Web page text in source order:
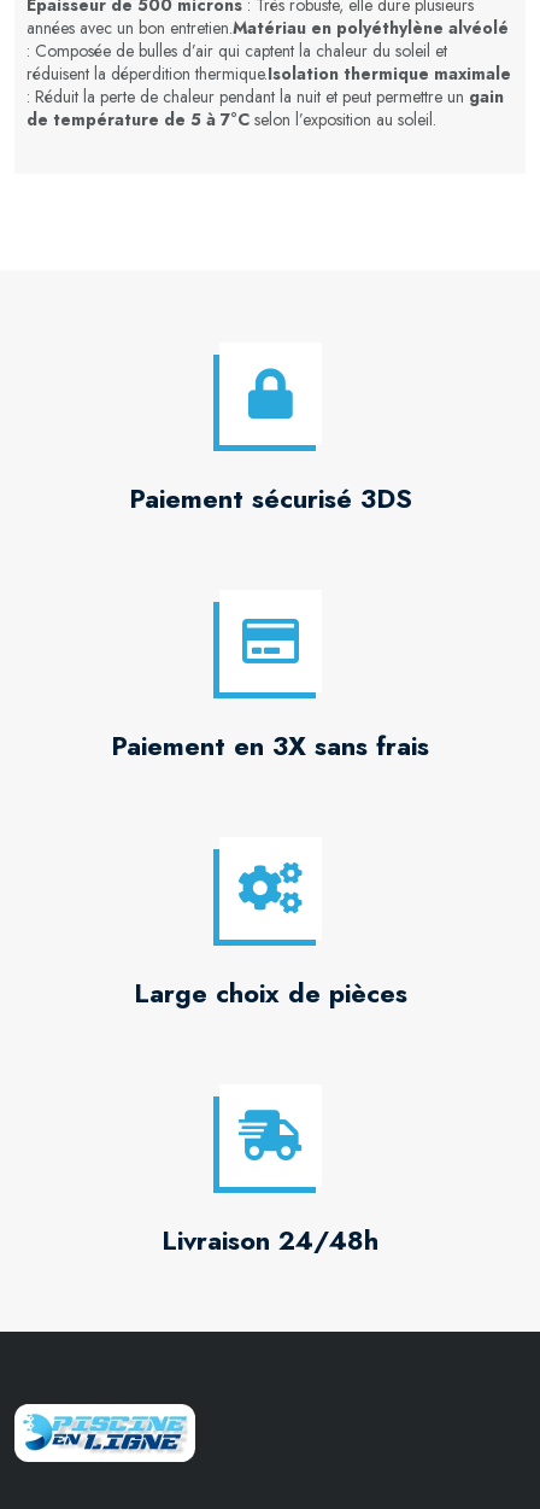
années avec un bon entretien.Matériau en polyéthylène alvéolé
: Composée de bulles d’air qui captent la chaleur du soleil et
réduisent la déperdition thermique.Isolation thermique maximale
: Réduit la perte de chaleur pendant la nuit et peut permettre un gain
de température de 5 à 7°C selon l’exposition au soleil.
Paiement sécurisé 3DS
Paiement en 3X sans frais
Large choix de pièces
Livraison 24/48h